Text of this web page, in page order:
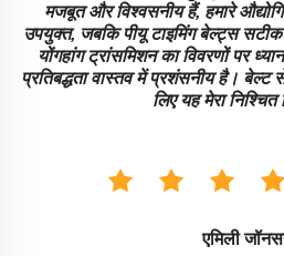
मजबूत और विश्वसनीय हैं, हमारे
उपयुक्त, जबकि पीयू टाइमिंग बेल्ट्स
योंगहांग ट्रांसमिशन का विवरणों पर
प्रतिबद्धता वास्तव में प्रशंसनीय है।
लिए यह मेरा
एमिली